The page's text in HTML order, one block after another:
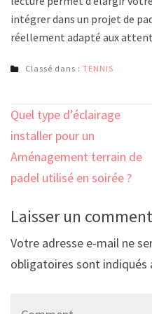
intégrer dans un projet de
réellement adapté aux
Classé dans : TENNIS
Navigation
de
l’article
Quel type d’éclairage
installer pour un
Aménagement terrain de
padel utilisé en soirée ?
Laisser un
Votre adresse e-mail ne
obligatoires sont indiqués